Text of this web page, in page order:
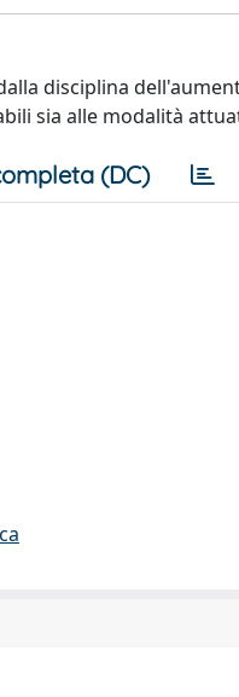
disciplina
sia alle modalità
(DC)